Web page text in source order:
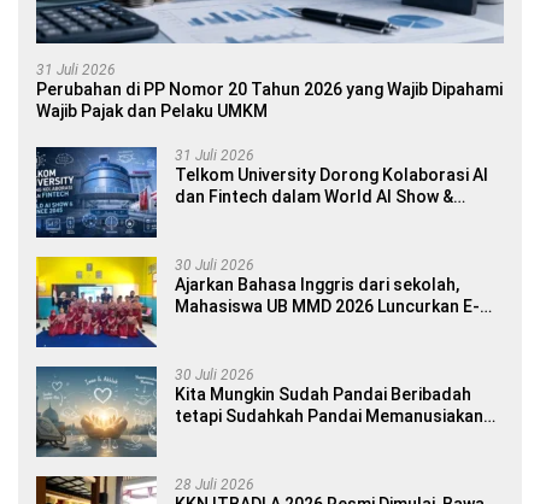
31 Juli 2026
Perubahan di PP Nomor 20 Tahun 2026 yang Wajib Dipahami
Wajib Pajak dan Pelaku UMKM
31 Juli 2026
Telkom University Dorong Kolaborasi AI
dan Fintech dalam World AI Show &
30 Juli 2026
Ajarkan Bahasa Inggris dari sekolah,
Mahasiswa UB MMD 2026 Luncurkan E-
30 Juli 2026
Kita Mungkin Sudah Pandai Beribadah
tetapi Sudahkah Pandai Memanusiakan
28 Juli 2026